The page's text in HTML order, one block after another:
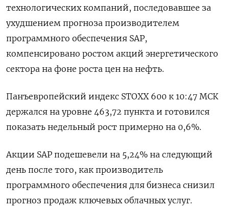
технологических компаний, последовавшее за
ухудшением прогноза производителем
программного обеспечения SAP,
компенсировано ростом акций энергетического
сектора на фоне роста цен на нефть.
Панъевропейский индекс STOXX 600 к 10:47 МСК
держался на уровне 463,72 пункта и готовился
показать недельный рост примерно на 0,6%.
Акции SAP подешевели на 5,24% на следующий
день после того, как производитель
программного обеспечения для бизнеса снизил
прогноз продаж ключевых облачных услуг.